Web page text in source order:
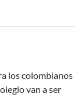
los colombianos
van a ser